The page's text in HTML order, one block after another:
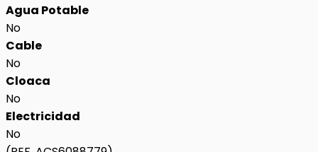
Agua Potable
No
Cable
No
Cloaca
No
Electricidad
No